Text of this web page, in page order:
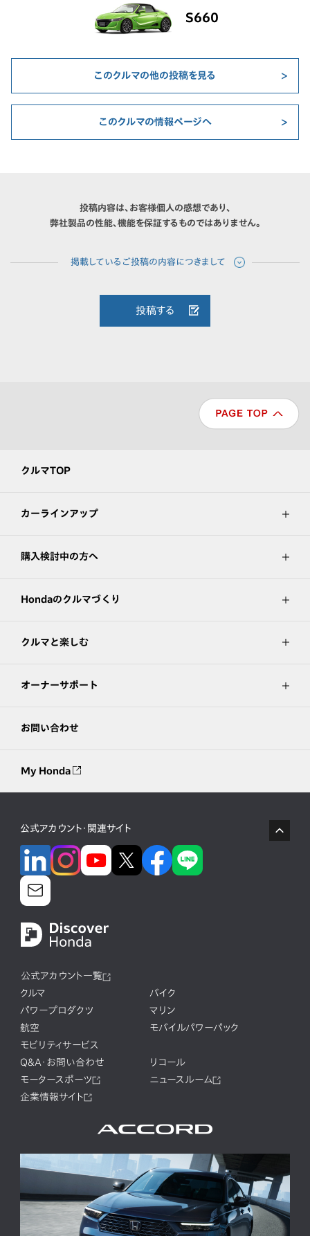
S660
このクルマの他の投稿を見る
このクルマの情報ページへ
投稿内容は、お客様個人の感想であり、
弊社製品の性能、機能を保証するものではありません。
投稿する
クルマTOP
カーラインアップ
購入検討中の方へ
Hondaのクルマづくり
クルマと楽しむ
オーナーサポート
お問い合わせ
My Honda
公式アカウント・関連サイト
公式アカウント一覧
クルマ
バイク
パワープロダクツ
マリン
航空
モバイルパワーパック
モビリティサービス
Q&A・お問い合わせ
リコール
モータースポーツ
ニュースルーム
企業情報サイト